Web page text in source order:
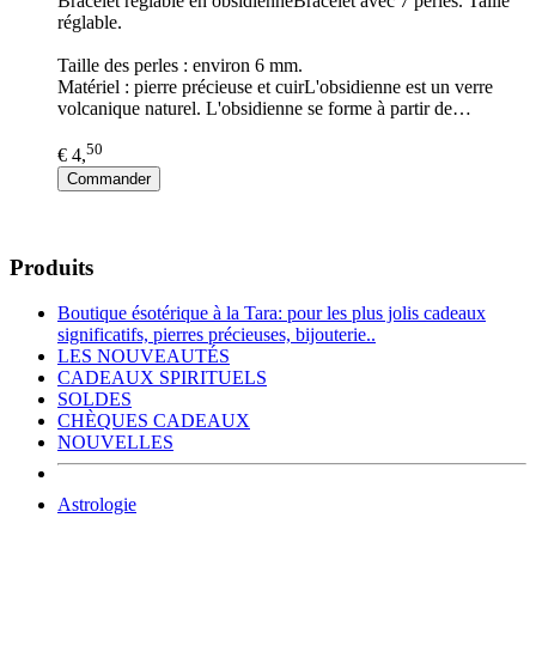
réglable.
Taille des perles : environ 6 mm.
Matériel : pierre précieuse et cuirL'obsidienne est un verre
volcanique naturel. L'obsidienne se forme à partir de…
€ 4,50
Commander
Produits
Boutique ésotérique à la Tara: pour les plus jolis cadeaux
significatifs, pierres précieuses, bijouterie..
LES NOUVEAUTÉS
CADEAUX SPIRITUELS
SOLDES
CHÈQUES CADEAUX
NOUVELLES
Astrologie